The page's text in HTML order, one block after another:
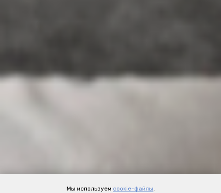
Мы используем cookie-файлы.